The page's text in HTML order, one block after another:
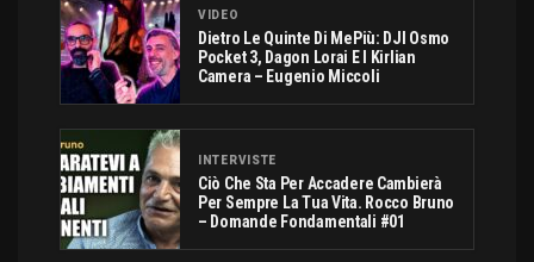
VIDEO
Dietro Le Quinte Di MePiù: DJI Osmo
Pocket 3, Dagon Lorai E I Kirlian
Camera – Eugenio Miccoli
INTERVISTE
Ciò Che Sta Per Accadere Cambierà
Per Sempre La Tua Vita. Rocco Bruno
– Domande Fondamentali #01